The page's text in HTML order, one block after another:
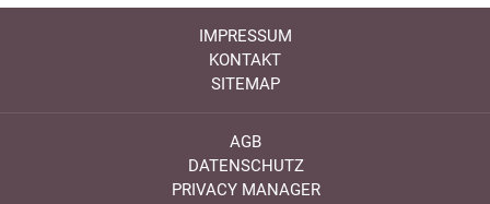
IMPRESSUM
KONTAKT
SITEMAP
AGB
DATENSCHUTZ
PRIVACY MANAGER